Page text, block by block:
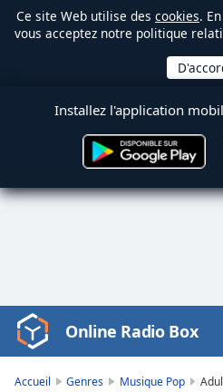
Ce site Web utilise des cookies.
vous acceptez notre politique
Installez l'application
Video
Player
Online Radio Box
Accueil Genres Musique Pop